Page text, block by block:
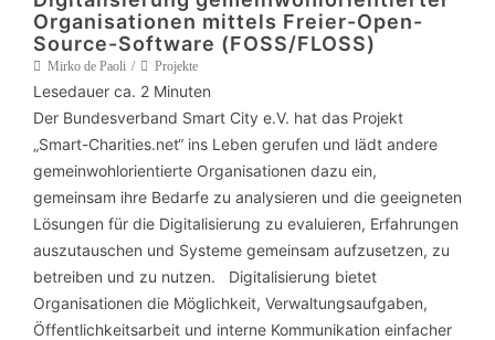
Organisationen mittels Freier-Open-
Source-Software (FOSS/FLOSS)
Mirko de Paoli Projekte
Lesedauer ca. 2 Minuten
Der Bundesverband Smart City e.V. hat das Projekt
„Smart-Charities.net“ ins Leben gerufen und lädt andere
gemeinwohlorientierte Organisationen dazu ein,
gemeinsam ihre Bedarfe zu analysieren und die geeigneten
Lösungen für die Digitalisierung zu evaluieren, Erfahrungen
auszutauschen und Systeme gemeinsam aufzusetzen, zu
betreiben und zu nutzen. Digitalisierung bietet
Organisationen die Möglichkeit, Verwaltungsaufgaben,
Öffentlichkeitsarbeit und interne Kommunikation einfacher